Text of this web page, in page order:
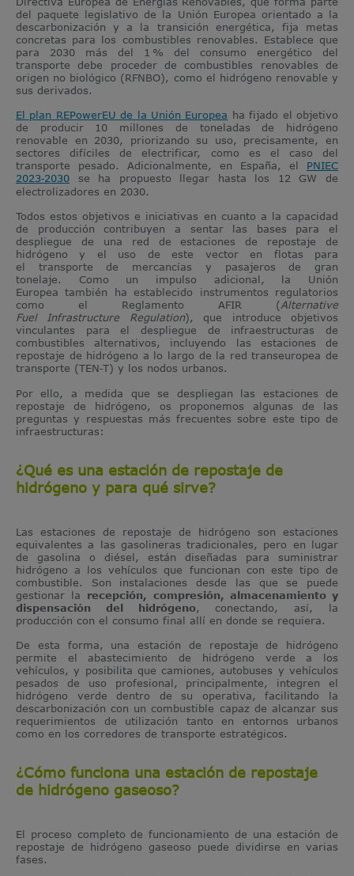
del paquete legislativo de la Unión Europea orientado a la
descarbonización y a la transición energética, fija metas
concretas para los combustibles renovables. Establece que
para 2030 más del 1 % del consumo energético del
transporte debe proceder de combustibles renovables de
origen no biológico (RFNBO), como el hidrógeno renovable y
sus derivados.
El plan REPowerEU de la Unión Europea ha fijado el objetivo
de producir 10 millones de toneladas de hidrógeno
renovable en 2030, priorizando su uso, precisamente, en
sectores difíciles de electrificar, como es el caso del
transporte pesado. Adicionalmente, en España, el PNIEC
2023‑2030 se ha propuesto llegar hasta los 12 GW de
electrolizadores en 2030.
Todos estos objetivos e iniciativas en cuanto a la capacidad
de producción contribuyen a sentar las bases para el
despliegue de una red de estaciones de repostaje de
hidrógeno y el uso de este vector en flotas para
el transporte de mercancías y pasajeros de gran
tonelaje. Como un impulso adicional, la Unión
Europea también ha establecido instrumentos regulatorios
como el Reglamento AFIR (Alternative
Fuel Infrastructure Regulation), que introduce objetivos
vinculantes para el despliegue de infraestructuras de
combustibles alternativos, incluyendo las estaciones de
repostaje de hidrógeno a lo largo de la red transeuropea de
transporte (TEN‑T) y los nodos urbanos.
Por ello, a medida que se despliegan las estaciones de
repostaje de hidrógeno, os proponemos algunas de las
preguntas y respuestas más frecuentes sobre este tipo de
infraestructuras:
¿Qué es una estación de repostaje de
hidrógeno y para qué sirve?
Las estaciones de repostaje de hidrógeno son estaciones
equivalentes a las gasolineras tradicionales, pero en lugar
de gasolina o diésel, están diseñadas para suministrar
hidrógeno a los vehículos que funcionan con este tipo de
combustible. Son instalaciones desde las que se puede
gestionar la recepción, compresión, almacenamiento y
dispensación del hidrógeno, conectando, así, la
producción con el consumo final allí en donde se requiera.
De esta forma, una estación de repostaje de hidrógeno
permite el abastecimiento de hidrógeno verde a los
vehículos, y posibilita que camiones, autobuses y vehículos
pesados de uso profesional, principalmente, integren el
hidrógeno verde dentro de su operativa, facilitando la
descarbonización con un combustible capaz de alcanzar sus
requerimientos de utilización tanto en entornos urbanos
como en los corredores de transporte estratégicos.
¿Cómo funciona una estación de repostaje
de hidrógeno gaseoso?
El proceso completo de funcionamiento de una estación de
repostaje de hidrógeno gaseoso puede dividirse en varias
fases.